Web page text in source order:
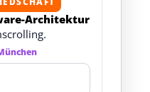
Architektur